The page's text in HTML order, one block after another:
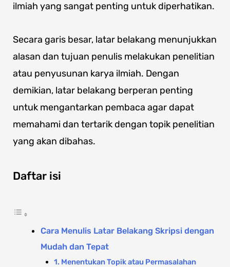
ilmiah yang sangat penting untuk diperhatikan.
Secara garis besar, latar belakang menunjukkan
alasan dan tujuan penulis melakukan penelitian
atau penyusunan karya ilmiah. Dengan
demikian, latar belakang berperan penting
untuk mengantarkan pembaca agar dapat
memahami dan tertarik dengan topik penelitian
yang akan dibahas.
Daftar isi
Cara Menulis Latar Belakang Skripsi dengan
Mudah dan Tepat
1. Menentukan Topik atau Permasalahan